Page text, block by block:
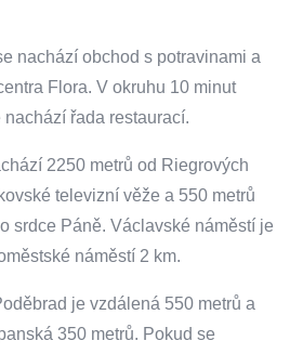
nachází obchod s potravinami a
Flora. V okruhu 10 minut
řada restaurací.
2250 metrů od Riegrových
televizní věže a 550 metrů
srdce Páně. Václavské náměstí je
náměstí 2 km.
je vzdálená 550 metrů a
350 metrů. Pokud se